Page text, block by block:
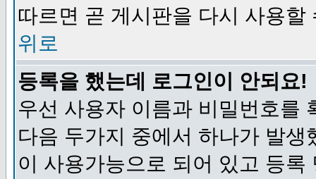
따르면 곧 게시판을 다시 사용할
위로
등록을 했는데 로그인이 안되요!
우선 사용자 이름과 비밀번호를
다음 두가지 중에서 하나가 발
이 사용가능으로 되어 있고 등